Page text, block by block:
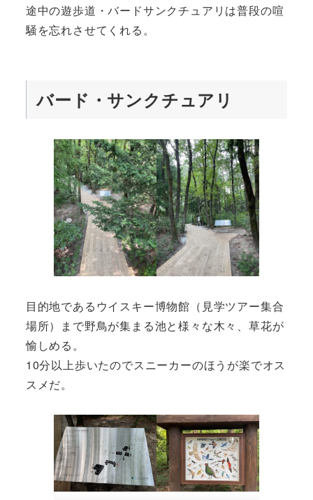
途中の遊歩道・バードサンクチュアリは普段の喧
騒を忘れさせてくれる。
バード・サンクチュアリ
目的地であるウイスキー博物館（見学ツアー集合
場所）まで野鳥が集まる池と様々な木々、草花が
愉しめる。
10分以上歩いたのでスニーカーのほうが楽でオス
スメだ。